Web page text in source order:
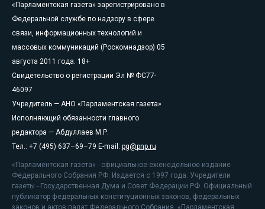
«Парламентская газета» зарегистрировано в
Федеральной службе по надзору в сфере
связи, информационных технологий и
массовых коммуникаций (Роскомнадзор) 05
августа 2011 года. 18+
Свидетельство о регистрации Эл № ФС77-
46097
Учредитель — АНО «Парламентская газета»
Исполняющий обязанности главного
редактора — Абдуллаев М.Р.
Тел.: +7 (495) 637–69–79 E-mail: pg@pnp.ru
«Парламентская газета» - официальное еженедельное издание
Федерального Собрания РФ. Издается с 1997 года. Учредители
газеты - Государственная Дума и Совет Федерации РФ. Официальный
публикатор федеральных конституционных законов, федеральных
законов и актов палат Федерального Собрания. «Парламентская